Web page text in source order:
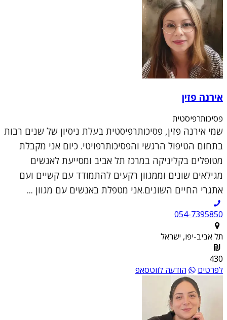
אירנה פזין
פסיכותרפיסטית
שמי אירנה פזין, פסיכותרפיסטית בעלת ניסיון של שנים רבות
בתחום הטיפול הרגשי והפסיכותרפויטי. כיום אני מקבלת
מטופלים בקליניקה במרכז תל אביב ומסייעת לאנשים
מגילאים שונים וממגוון רקעים להתמודד עם קשיים ועם
אתגרי החיים השונים.אני מטפלת באנשים עם מגוון ...
054-7395850
תל אביב-יפו, ישראל
430
לפרטים
הודעה לווטסאפ